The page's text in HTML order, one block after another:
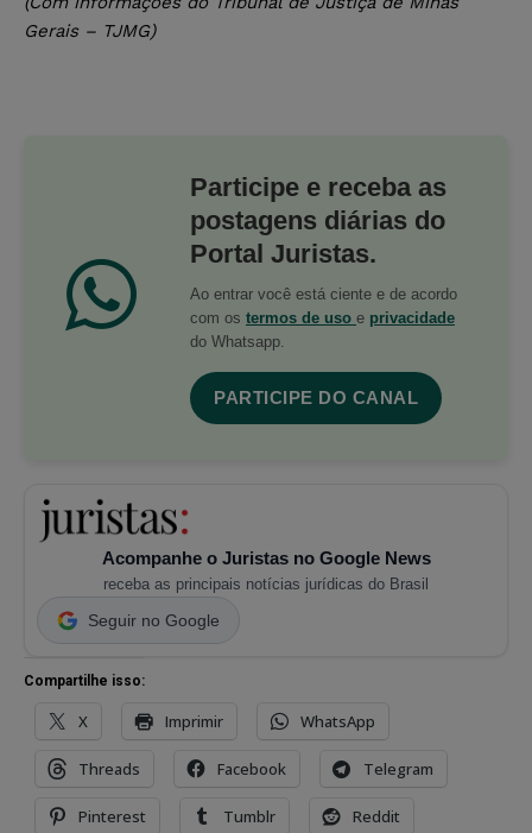
Gerais – TJMG)
Participe e receba as
postagens diárias do
Portal Juristas.
Ao entrar você está ciente e de acordo
com os termos de uso e privacidade
do Whatsapp.
PARTICIPE DO CANAL
Acompanhe o Juristas no Google News
receba as principais notícias jurídicas do Brasil
Seguir no Google
Compartilhe isso:
X Imprimir WhatsApp
Threads Facebook Telegram
Pinterest Tumblr Reddit